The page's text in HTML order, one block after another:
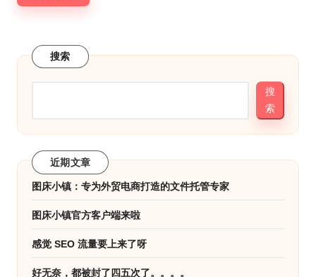
搜索
搜
索
近期文章
图床小镇：专为外贸电商打造的文件托管专家
图床小镇官方客户端来啦
感觉 SEO 流量要上来了呀
好无奈，都被封了四五次了。。。。